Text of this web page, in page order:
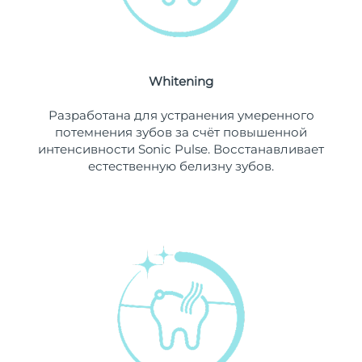
Whitening
Разработана для устранения умеренного
потемнения зубов за счёт повышенной
интенсивности Sonic Pulse. Восстанавливает
естественную белизну зубов.
Ожидаемая дата доставки
Люксембург
Ожидаемая дата доставки
08/08/2026
Макао (САР)
Ожидаемая дата доставки
Ожидаемая дата доставки
Ожидаемая дата доставки
Ожидаемая дата доставки